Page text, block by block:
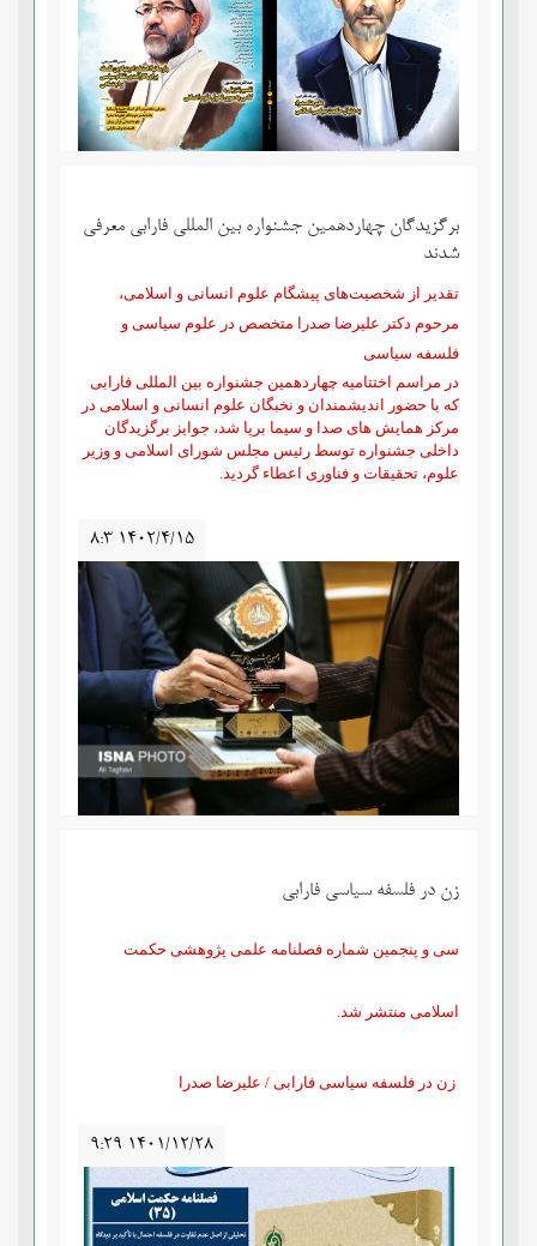
برگزیدگان چهاردهمین جشنواره بین المللی فارابی معرفی
شدند
تقدیر از شخصیت‌های پیشگام علوم انسانی و اسلامی،
مرحوم دکتر علیرضا صدرا متخصص در علوم سیاسی و
فلسفه سیاسی
در مراسم اختتامیه چهاردهمین جشنواره بین المللی فارابی
که با حضور اندیشمندان و نخبگان علوم‌ انسانی و اسلامی در
مرکز همایش های صدا و سیما برپا شد، جوایز برگزیدگان
داخلی جشنواره توسط رئیس مجلس شورای اسلامی و وزیر
علوم، تحقیقات و فناوری اعطاء گردید.
۸:۳ ۱۴۰۲/۴/۱۵
زن در فلسفه سیاسی فارابی
سی و پنجمین شماره فصلنامه علمی پژوهشی حکمت
اسلامی منتشر شد.
زن در فلسفه سیاسی فارابی / علیرضا صدرا
۹:۲۹ ۱۴۰۱/۱۲/۲۸